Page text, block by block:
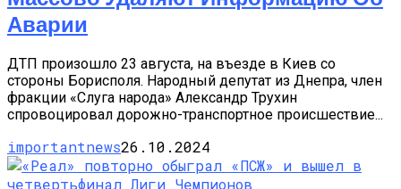
Аварии
ДТП произошло 23 августа, на въезде в Киев со
стороны Борисполя. Народный депутат из Днепра, член
фракции «Слуга народа» Александр Трухин
спровоцировал дорожно-транспортное происшествие...
importantnews26.10.2024